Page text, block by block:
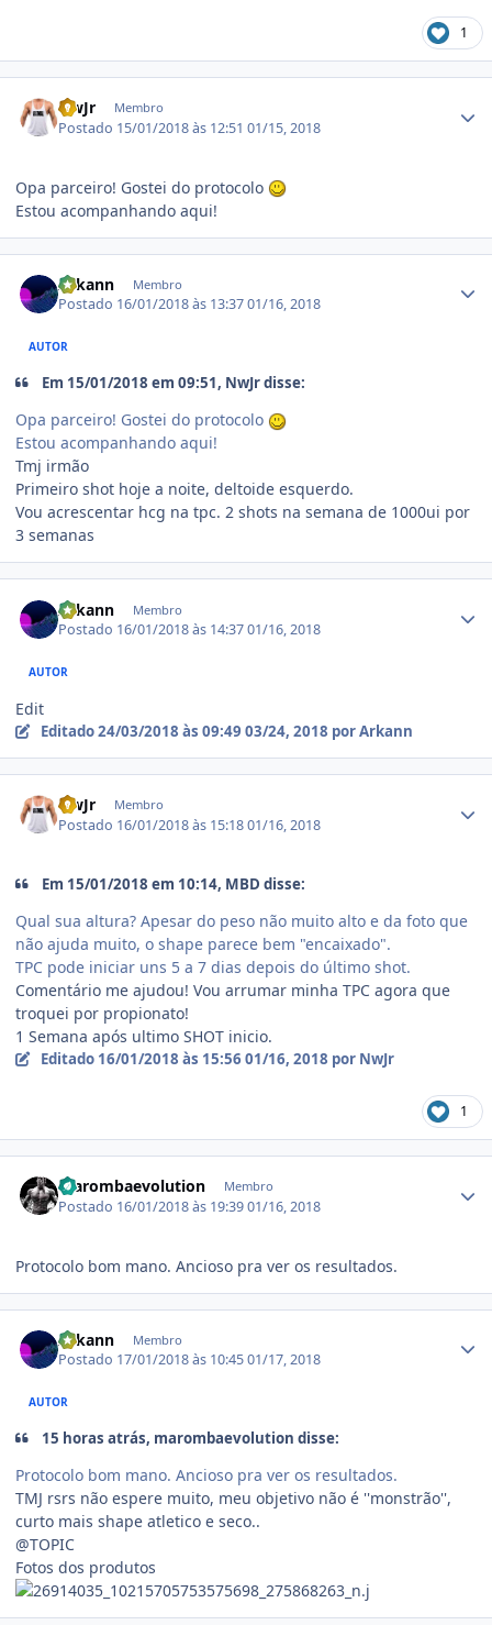
1
NwJr Membro
Postado 15/01/2018 às 12:5101/15, 2018
Opa parceiro! Gostei do protocolo
Estou acompanhando aqui!
Arkann Membro
Postado 16/01/2018 às 13:3701/16, 2018
AUTOR
Em 15/01/2018 em 09:51, NwJr disse:
Opa parceiro! Gostei do protocolo
Estou acompanhando aqui!
Tmj irmão
Primeiro shot hoje a noite, deltoide esquerdo.
Vou acrescentar hcg na tpc. 2 shots na semana de 1000ui por
3 semanas
Arkann Membro
Postado 16/01/2018 às 14:3701/16, 2018
AUTOR
Edit
Editado24/03/2018 às 09:49 03/24, 2018 por Arkann
NwJr Membro
Postado 16/01/2018 às 15:1801/16, 2018
Em 15/01/2018 em 10:14, MBD disse:
Qual sua altura? Apesar do peso não muito alto e da foto que
não ajuda muito, o shape parece bem "encaixado".
TPC pode iniciar uns 5 a 7 dias depois do último shot.
Comentário me ajudou! Vou arrumar minha TPC agora que
troquei por propionato!
1 Semana após ultimo SHOT inicio.
Editado 16/01/2018 às 15:56 01/16, 2018 por NwJr
1
marombaevolution Membro
Postado 16/01/2018 às 19:3901/16, 2018
Protocolo bom mano. Ancioso pra ver os resultados.
Arkann Membro
Postado 17/01/2018 às 10:4501/17, 2018
AUTOR
15 horas atrás, marombaevolution disse:
Protocolo bom mano. Ancioso pra ver os resultados.
TMJ rsrs não espere muito, meu objetivo não é ''monstrão'',
curto mais shape atletico e seco..
@TOPIC
Fotos dos produtos